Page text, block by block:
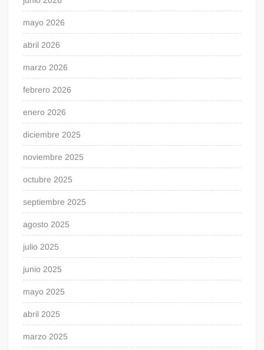
mayo 2026
abril 2026
marzo 2026
febrero 2026
enero 2026
diciembre 2025
noviembre 2025
octubre 2025
septiembre 2025
agosto 2025
julio 2025
junio 2025
mayo 2025
abril 2025
marzo 2025